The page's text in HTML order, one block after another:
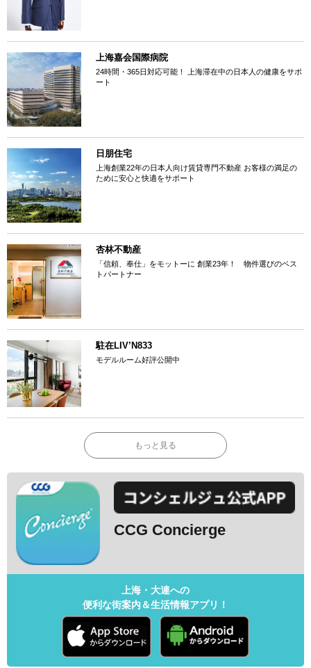
上海嘉会国際病院
24時間・365日対応可能！ 上海滞在中の日本人の健康をサポ
ート
日朋住宅
上海創業22年の日本人向け賃貸専門不動産 お客様の満足の
ために安心と快適をサポート
杏林不動産
「信頼、奉仕」をモットーに 創業23年！ 物件選びのベス
トパートナー
駐在LIV’N833
モデルルーム好評公開中
もっと見る
CCG Concierge
上海・大連への
便利な街案内＆生活情報アプリ！